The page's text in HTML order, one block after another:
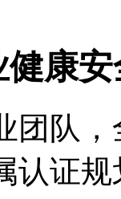
康
团队
认证